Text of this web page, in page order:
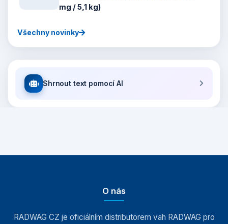
mg / 5,1 kg)
Všechny novinky
Shrnout text pomocí AI
O nás
RADWAG CZ je oficiálním distributorem vah RADWAG pro